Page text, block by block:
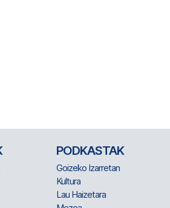
PODKASTAK
Goizeko Izarretan
Kultura
Lau Haizetara